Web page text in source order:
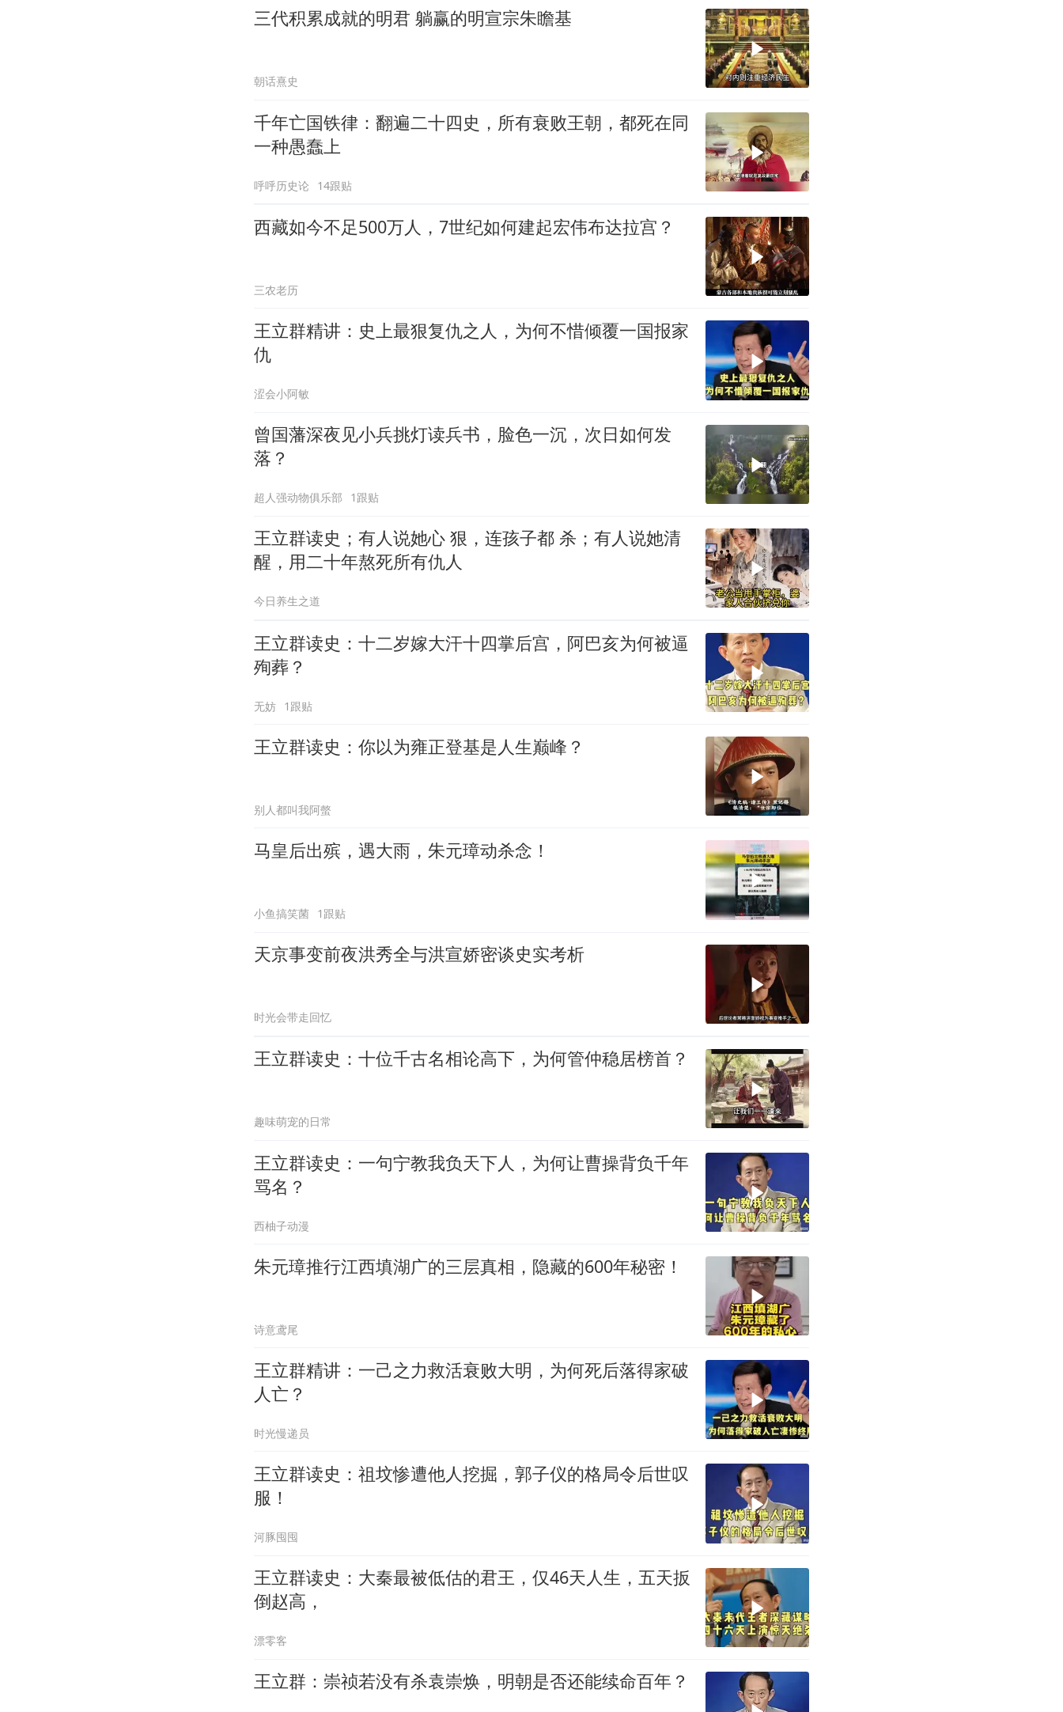
三代积累成就的明君 躺赢的明宣宗朱瞻基
朝话熹史
千年亡国铁律：翻遍二十四史，所有衰败王朝，都死在同
一种愚蠢上
呼呼历史论 14跟贴
西藏如今不足500万人，7世纪如何建起宏伟布达拉宫？
三农老历
王立群精讲：史上最狠复仇之人，为何不惜倾覆一国报家
仇
涩会小阿敏
曾国藩深夜见小兵挑灯读兵书，脸色一沉，次日如何发
落？
超人强动物俱乐部 1跟贴
王立群读史；有人说她心 狠，连孩子都 杀；有人说她清
醒，用二十年熬死所有仇人
今日养生之道
王立群读史：十二岁嫁大汗十四掌后宫，阿巴亥为何被逼
殉葬？
无妨 1跟贴
王立群读史：你以为雍正登基是人生巅峰？
别人都叫我阿螫
马皇后出殡，遇大雨，朱元璋动杀念！
小鱼搞笑菌 1跟贴
天京事变前夜洪秀全与洪宣娇密谈史实考析
时光会带走回忆
王立群读史：十位千古名相论高下，为何管仲稳居榜首？
趣味萌宠的日常
王立群读史：一句宁教我负天下人，为何让曹操背负千年
骂名？
西柚子动漫
朱元璋推行江西填湖广的三层真相，隐藏的600年秘密！
诗意鸢尾
王立群精讲：一己之力救活衰败大明，为何死后落得家破
人亡？
时光慢递员
王立群读史：祖坟惨遭他人挖掘，郭子仪的格局令后世叹
服！
河豚囤囤
王立群读史：大秦最被低估的君王，仅46天人生，五天扳
倒赵高，
漂零客
王立群：崇祯若没有杀袁崇焕，明朝是否还能续命百年？